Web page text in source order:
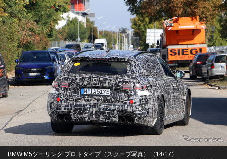
BMW M5ツーリング プロトタイプ（スクープ写真）（14/17）